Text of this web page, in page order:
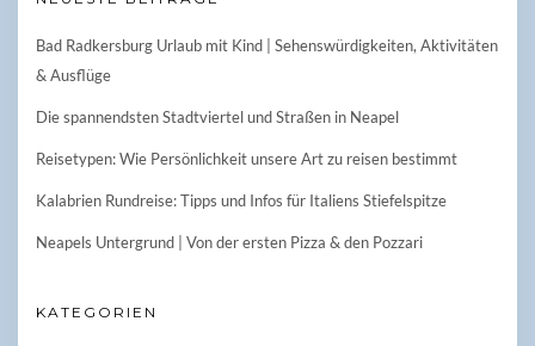
Bad Radkersburg Urlaub mit Kind | Sehenswürdigkeiten, Aktivitäten
& Ausflüge
Die spannendsten Stadtviertel und Straßen in Neapel
Reisetypen: Wie Persönlichkeit unsere Art zu reisen bestimmt
Kalabrien Rundreise: Tipps und Infos für Italiens Stiefelspitze
Neapels Untergrund | Von der ersten Pizza & den Pozzari
KATEGORIEN